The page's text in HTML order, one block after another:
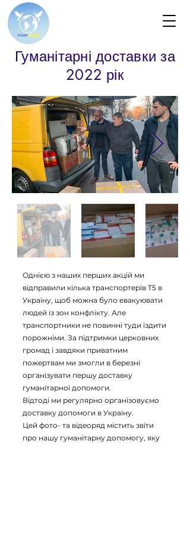
Гуманітарні доставки за
2022 рік
Однією з наших перших акцій ми
відправили кілька транспортерів Т5 в
Україну, щоб можна було евакуювати
людей із зон конфлікту. Але
транспортники не повинні туди їздити
порожніми. За підтримки церковних
громад і завдяки приватним
пожертвам ми змогли в березні
організувати першу доставку
гуманітарної допомоги.
Відтоді ми регулярно організовуємо
доставку допомоги в Україну.
Цей фото- та відеоряд містить звіти
про нашу гуманітарну допомогу, яку